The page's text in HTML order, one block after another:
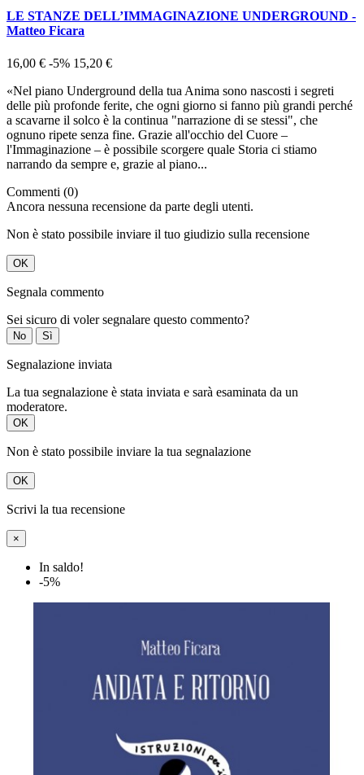
LE STANZE DELL’IMMAGINAZIONE UNDERGROUND -
Matteo Ficara
16,00 € -5% 15,20 €
«Nel piano Underground della tua Anima sono nascosti i segreti
delle più profonde ferite, che ogni giorno si fanno più grandi perché
a scavarne il solco è la continua "narrazione di se stessi", che
ognuno ripete senza fine. Grazie all'occhio del Cuore –
l'Immaginazione – è possibile scorgere quale Storia ci stiamo
narrando da sempre e, grazie al piano...
Commenti (0)
Ancora nessuna recensione da parte degli utenti.
Non è stato possibile inviare il tuo giudizio sulla recensione
OK
Segnala commento
Sei sicuro di voler segnalare questo commento?
No Sì
Segnalazione inviata
La tua segnalazione è stata inviata e sarà esaminata da un
moderatore.
OK
Non è stato possibile inviare la tua segnalazione
OK
Scrivi la tua recensione
×
In saldo!
-5%